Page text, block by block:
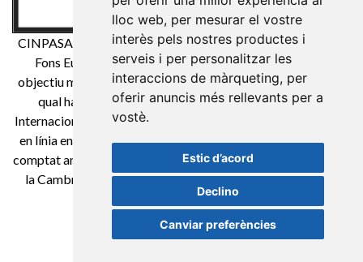
lloc web, per mesurar el vostre
interès pels nostres productes i
serveis i per personalitzar les
interaccions de màrqueting, per
oferir anuncis més rellevants per a
vostè.
Estic d’acord
Declino
Canviar preferències
CINPASA Cintes i Passamaneria SA ha estat beneficiària de
Fons Europeu de Desenvolupament Regional té com a
objectiu millorar la competitivitat de les Pimes i gràcies a el
qual ha posat en marxa un Pla de Màrqueting Digital
Internacional amb l'objectiu de millorar el seu posicionament
en línia en mercats exteriors durant el any 2021. Per això ha
comptat amb el suport de el Programa XPANDE DIGITAL de
la Cambra de Comerç de Reus. Una manera de fer Europa